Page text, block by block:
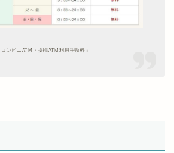
ンビニATM・提携ATM利用手数料」